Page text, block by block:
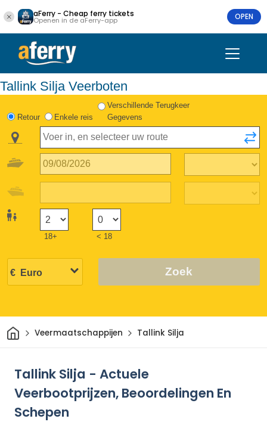
aFerry - Cheap ferry tickets
Openen in de aFerry-app OPEN
Tallink Silja Veerboten
Retour Enkele reis
Verschillende Terugkeer
Gegevens
18+ < 18
Zoek
ThuisVeermaatschappijen Tallink Silja
Tallink Silja - Actuele
Veerbootprijzen, Beoordelingen En
Schepen